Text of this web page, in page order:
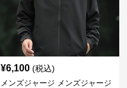
¥6,100 (税込)
メンズジャージ メンズジャージ